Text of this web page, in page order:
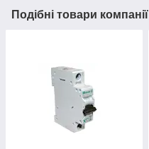
Подібні товари компанії